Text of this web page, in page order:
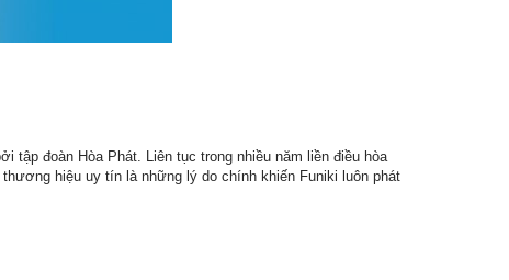
tập đoàn Hòa Phát. Liên tục trong nhiều năm liền điều hòa
hiệu uy tín là những lý do chính khiến Funiki luôn phát